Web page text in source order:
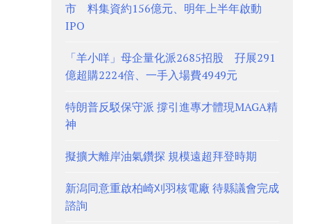
市 料集資約156億元、明年上半年啟動
IPO
「羊小咩」母企量化派2685招股 孖展291
億超購2224倍、一手入場費4949元
特朗普反駁保守派 撐引進專才體現MAGA精
神
擬擴大離岸油氣鑽探 規模遠超拜登時期
新潟同意重啟柏崎刈羽核電廠 待縣議會完成
諮詢